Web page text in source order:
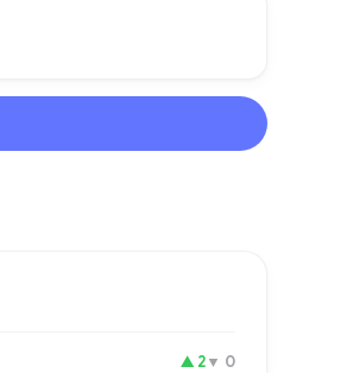
▲ 2▼ 0